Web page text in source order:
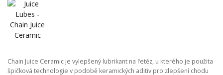
Chain Juice Ceramic je vylepšený lubrikant na řetěz, u kterého je použita
špičková technologie v podobě keramických aditiv pro zlepšení chodu